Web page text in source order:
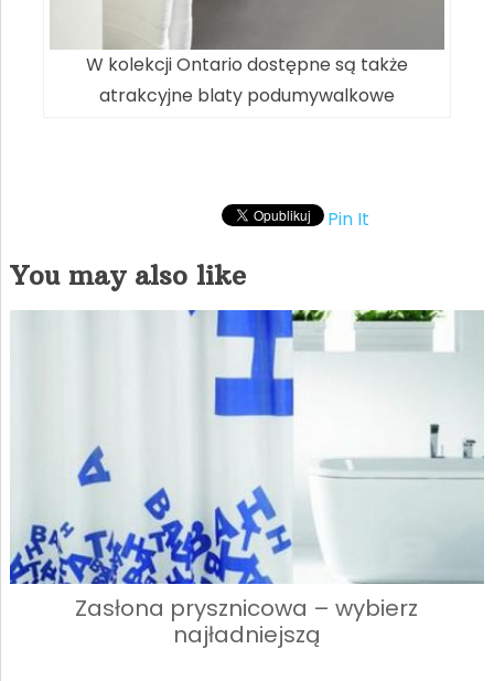
W kolekcji Ontario dostępne są także
atrakcyjne blaty podumywalkowe
Pin It
You may also like
Zasłona prysznicowa – wybierz
najładniejszą